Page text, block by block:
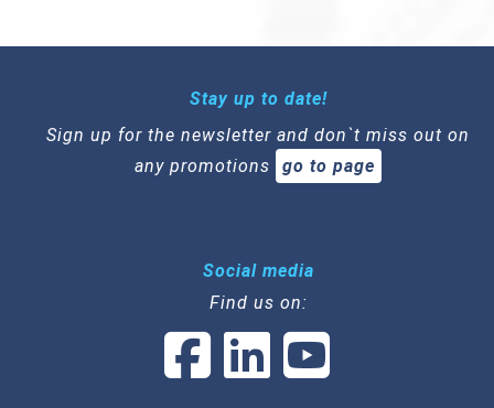
Stay up to date!
Sign up for the newsletter and don`t miss out on
any promotions
go to page
Social media
Find us on: